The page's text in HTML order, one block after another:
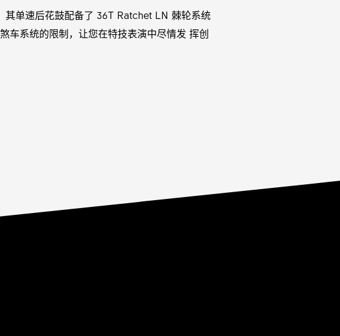
单速后花鼓配备了 36T Ratchet LN 棘轮系统
车系统的限制，让您在特技表演中尽情发 挥创